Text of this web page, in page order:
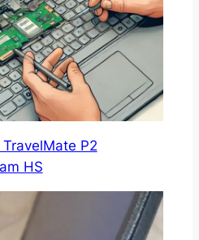
P2
HS